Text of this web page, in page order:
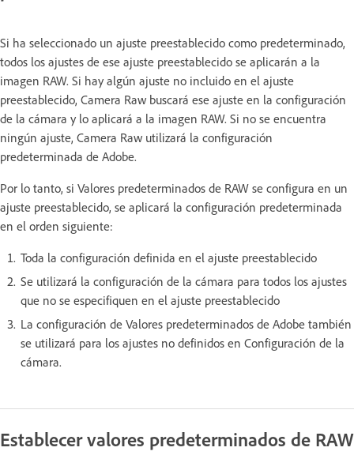
Si ha seleccionado un ajuste preestablecido como predeterminado,
todos los ajustes de ese ajuste preestablecido se aplicarán a la
imagen RAW. Si hay algún ajuste no incluido en el ajuste
preestablecido, Camera Raw buscará ese ajuste en la configuración
de la cámara y lo aplicará a la imagen RAW. Si no se encuentra
ningún ajuste, Camera Raw utilizará la configuración
predeterminada de Adobe.
Por lo tanto, si Valores predeterminados de RAW se configura en un
ajuste preestablecido, se aplicará la configuración predeterminada
en el orden siguiente:
Toda la configuración definida en el ajuste preestablecido
Se utilizará la configuración de la cámara para todos los ajustes
que no se especifiquen en el ajuste preestablecido
La configuración de Valores predeterminados de Adobe también
se utilizará para los ajustes no definidos en Configuración de la
cámara.
Establecer valores predeterminados de RAW